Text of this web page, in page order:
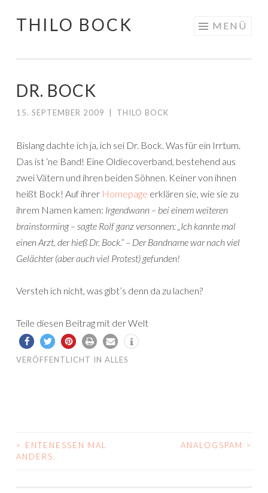
Springe
THILO BOCK MENÜ
DR. BOCK
15. SEPTEMBER 2009 THILO BOCK
Bislang dachte ich ja, ich sei Dr. Bock. Was für ein Irrtum.
Das ist ‘ne Band! Eine Oldiecoverband, bestehend aus
zwei Vätern und ihren beiden Söhnen. Keiner von ihnen
heißt Bock! Auf ihrer Homepage erklären sie, wie sie zu
ihrem Namen kamen: Irgendwann – bei einem weiteren
brainstorming – sagte Rolf ganz versonnen: „Ich kannte mal
einen Arzt, der hieß Dr. Bock.“ – Der Bandname war nach viel
Gelächter (aber auch viel Protest) gefunden!
Versteh ich nicht, was gibt’s denn da zu lachen?
Teile diesen Beitrag mit der Welt
VERÖFFENTLICHT IN ALLES
BEITRAGS-
<
ENTENESSEN MAL
ANDERS.
ANALOGSPAM >